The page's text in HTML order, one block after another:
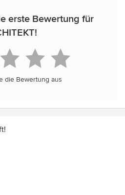
erste Bewertung für
die Bewertung aus